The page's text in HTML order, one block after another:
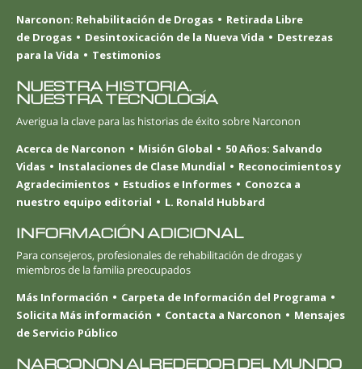
Narconon: Rehabilitación de Drogas
Retirada Libre
de Drogas
Desintoxicación de la Nueva Vida
Destrezas
para la Vida
Testimonios
NUESTRA HISTORIA.
NUESTRA TECNOLOGÍA
Averigua la clave para las historias de éxito sobre Narconon
Acerca de Narconon
Misión Global
50 Años: Salvando
Vidas
Instalaciones de Clase Mundial
Reconocimientos y
Agradecimientos
Estudios e Informes
Conozca a
nuestro equipo editorial
L. Ronald Hubbard
INFORMACIÓN ADICIONAL
Para consejeros, profesionales de rehabilitación de drogas y
miembros de la familia preocupados
Más Información
Carpeta de Información del Programa
Solicita Más información
Contacta a Narconon
Mensajes
de Servicio Público
NARCONON ALREDEDOR DEL MUNDO